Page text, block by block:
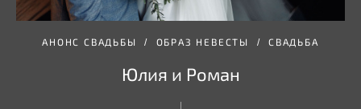
АНОНС СВАДЬБЫ ОБРАЗ НЕВЕСТЫ СВАДЬБА
Юлия и Роман